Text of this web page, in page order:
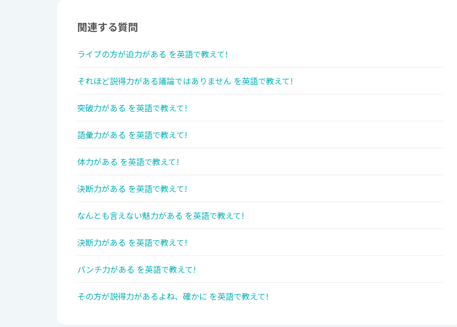
関連する質問
ライブの方が迫力がある を英語で教えて!
それほど説得力がある議論ではありません を英語で教えて!
突破力がある を英語で教えて!
語彙力がある を英語で教えて!
体力がある を英語で教えて!
決断力がある を英語で教えて!
なんとも言えない魅力がある を英語で教えて!
決断力がある を英語で教えて!
パンチ力がある を英語で教えて!
その方が説得力があるよね、確かに を英語で教えて!